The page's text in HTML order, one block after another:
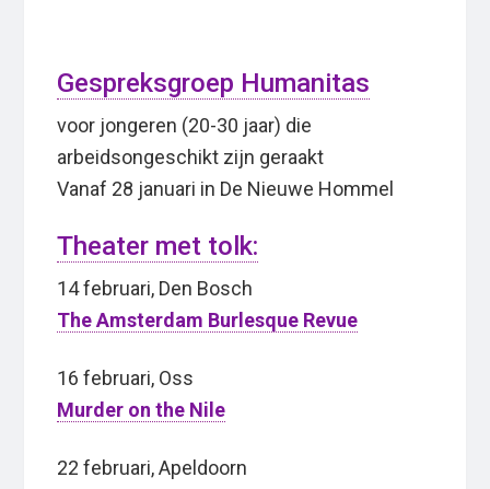
Gespreksgroep Humanitas
voor jongeren (20-30 jaar) die
arbeidsongeschikt zijn geraakt
Vanaf 28 januari in De Nieuwe Hommel
Theater met tolk:
14 februari, Den Bosch
The Amsterdam Burlesque Revue
16 februari, Oss
Murder on the Nile
22 februari, Apeldoorn